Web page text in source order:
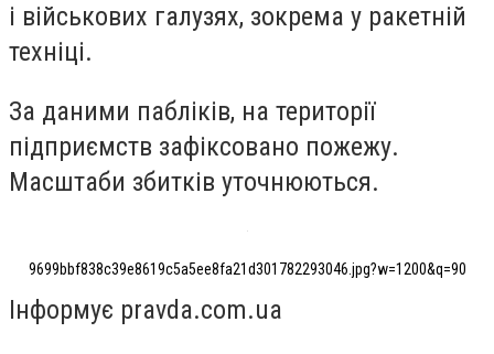
і військових галузях, зокрема у ракетній
техніці.
За даними пабліків, на території
підприємств зафіксовано пожежу.
Масштаби збитків уточнюються.
9699bbf838c39e8619c5a5ee8fa21d301782293046.jpg?w=1200&q=90
Інформує pravda.com.ua